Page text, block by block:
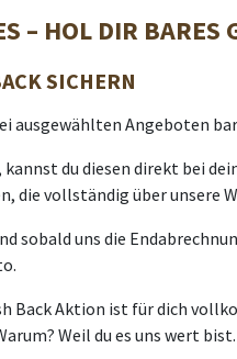
– HOL DIR BARES
SICHERN
ausgewählten Angeboten
du diesen direkt bei
die vollständig über unsere
sobald uns die
Back Aktion ist für dich
Weil du es uns wert bist.